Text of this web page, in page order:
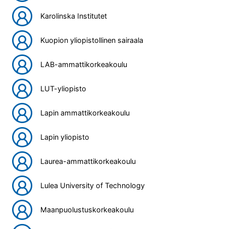
Karolinska Institutet
Kuopion yliopistollinen sairaala
LAB-ammattikorkeakoulu
LUT-yliopisto
Lapin ammattikorkeakoulu
Lapin yliopisto
Laurea-ammattikorkeakoulu
Lulea University of Technology
Maanpuolustuskorkeakoulu